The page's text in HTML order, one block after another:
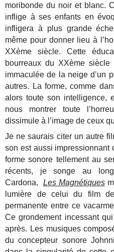
moribonde du noir et blanc.
inflige à ses enfants en
infligera à plus grande
même pour donner lieu à
XXème siècle. Cette
bourreaux du XXème
immaculée de la neige d’un
autres. La forme, comme
alors toute son intelligence,
nous montrer toute
dissimule à l’image de ceux
Je ne saurais citer un autre
son est aussi impressionnant
forme sonore tellement au
récents, je songe au
Cardona, Les Magnétiques
lumière de celui du film
permanente entre ce
Ce grondement incessant
après. Les musiques
du concepteur sonore